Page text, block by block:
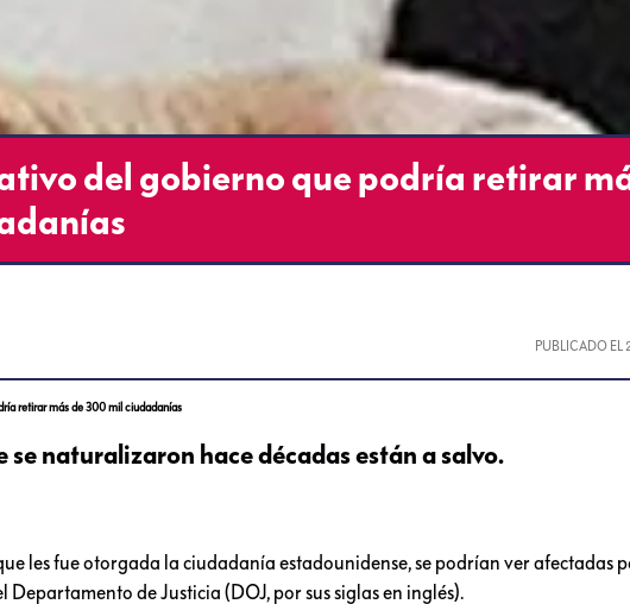
del gobierno que podría retirar
PUBLICADO EL
retirar más de 300 mil ciudadanías
se naturalizaron hace décadas están a salvo.
les fue otorgada la ciudadanía estadounidense, se podrían ver afectadas
Departamento de Justicia (DOJ, por sus siglas en inglés).